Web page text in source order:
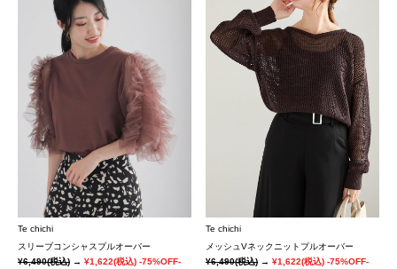
Te chichi
スリーブコンシャスプルオーバー
¥6,490(税込) → ¥1,622(税込) -75%OFF-
Te chichi
メッシュVネックニットプルオーバー
¥6,490(税込)→¥1,622(税込) -75%OFF-